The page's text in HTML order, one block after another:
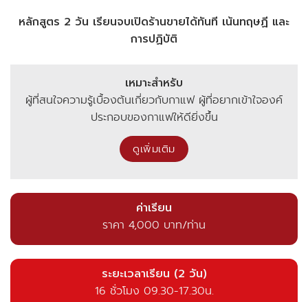
หลักสูตร 2 วัน เรียนจบเปิดร้านขายได้ทันที เน้นทฤษฏี และ
การปฏิบัติ
เหมาะสำหรับ
ผู้ที่สนใจความรู้เบื้องต้นเกี่ยวกับกาแฟ ผู้ที่อยากเข้าใจองค์
ประกอบของกาแฟให้ดียิ่งขึ้น
ดูเพิ่มเติม
ค่าเรียน
ราคา 4,000 บาท/ท่าน
ระยะเวลาเรียน (2 วัน)
16 ชั่วโมง 09.30-17.30น.